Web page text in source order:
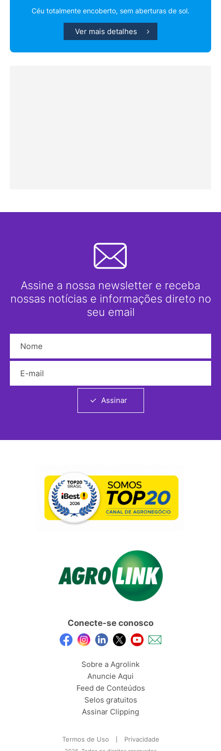
Céu totalmente encoberto, sem aberturas de sol.
Ver mais detalhes
Assine a nossa newsletter e receba
nossas notícias e informações direto no
seu email
Assinar
Conecte-se conosco
Sobre a Agrolink
Anuncie Aqui
Feed de Conteúdos
Selos gratuitos
Assinar Clipping
Termos de Uso Privacidade